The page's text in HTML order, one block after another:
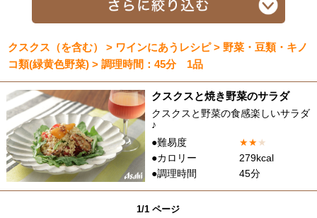
クスクス（を含む） > ワインにあうレシピ > 野菜・豆類・キノ
コ類(緑黄色野菜) > 調理時間：45分 1品
クスクスと焼き野菜のサラダ
クスクスと野菜の食感楽しいサラダ
♪
●難易度
★★★
●カロリー
279kcal
●調理時間
45分
1/1 ページ